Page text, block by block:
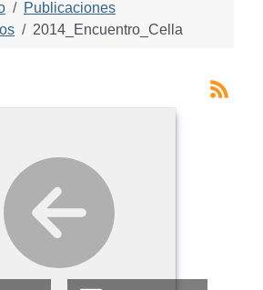
Publicaciones
2014_Encuentro_Cella